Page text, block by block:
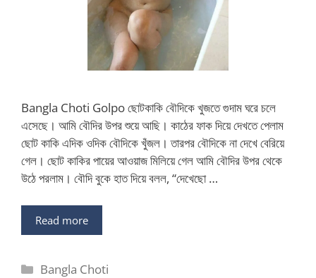
Bangla Choti Golpo ছোটকাকি বৌদিকে খুজতে গুদাম ঘরে চলে
এসেছে। আমি বৌদির উপর শুয়ে আছি। কাঠের ফাক দিয়ে দেখতে পেলাম
ছোট কাকি এদিক ওদিক বৌদিকে খুঁজল। তারপর বৌদিকে না দেখে বেরিয়ে
গেল। ছোট কাকির পায়ের আওয়াজ মিলিয়ে গেল আমি বৌদির উপর থেকে
উঠে পরলাম। বৌদি বুকে হাত দিয়ে বলল, “দেখেছো …
Read more
Categories
Bangla Choti